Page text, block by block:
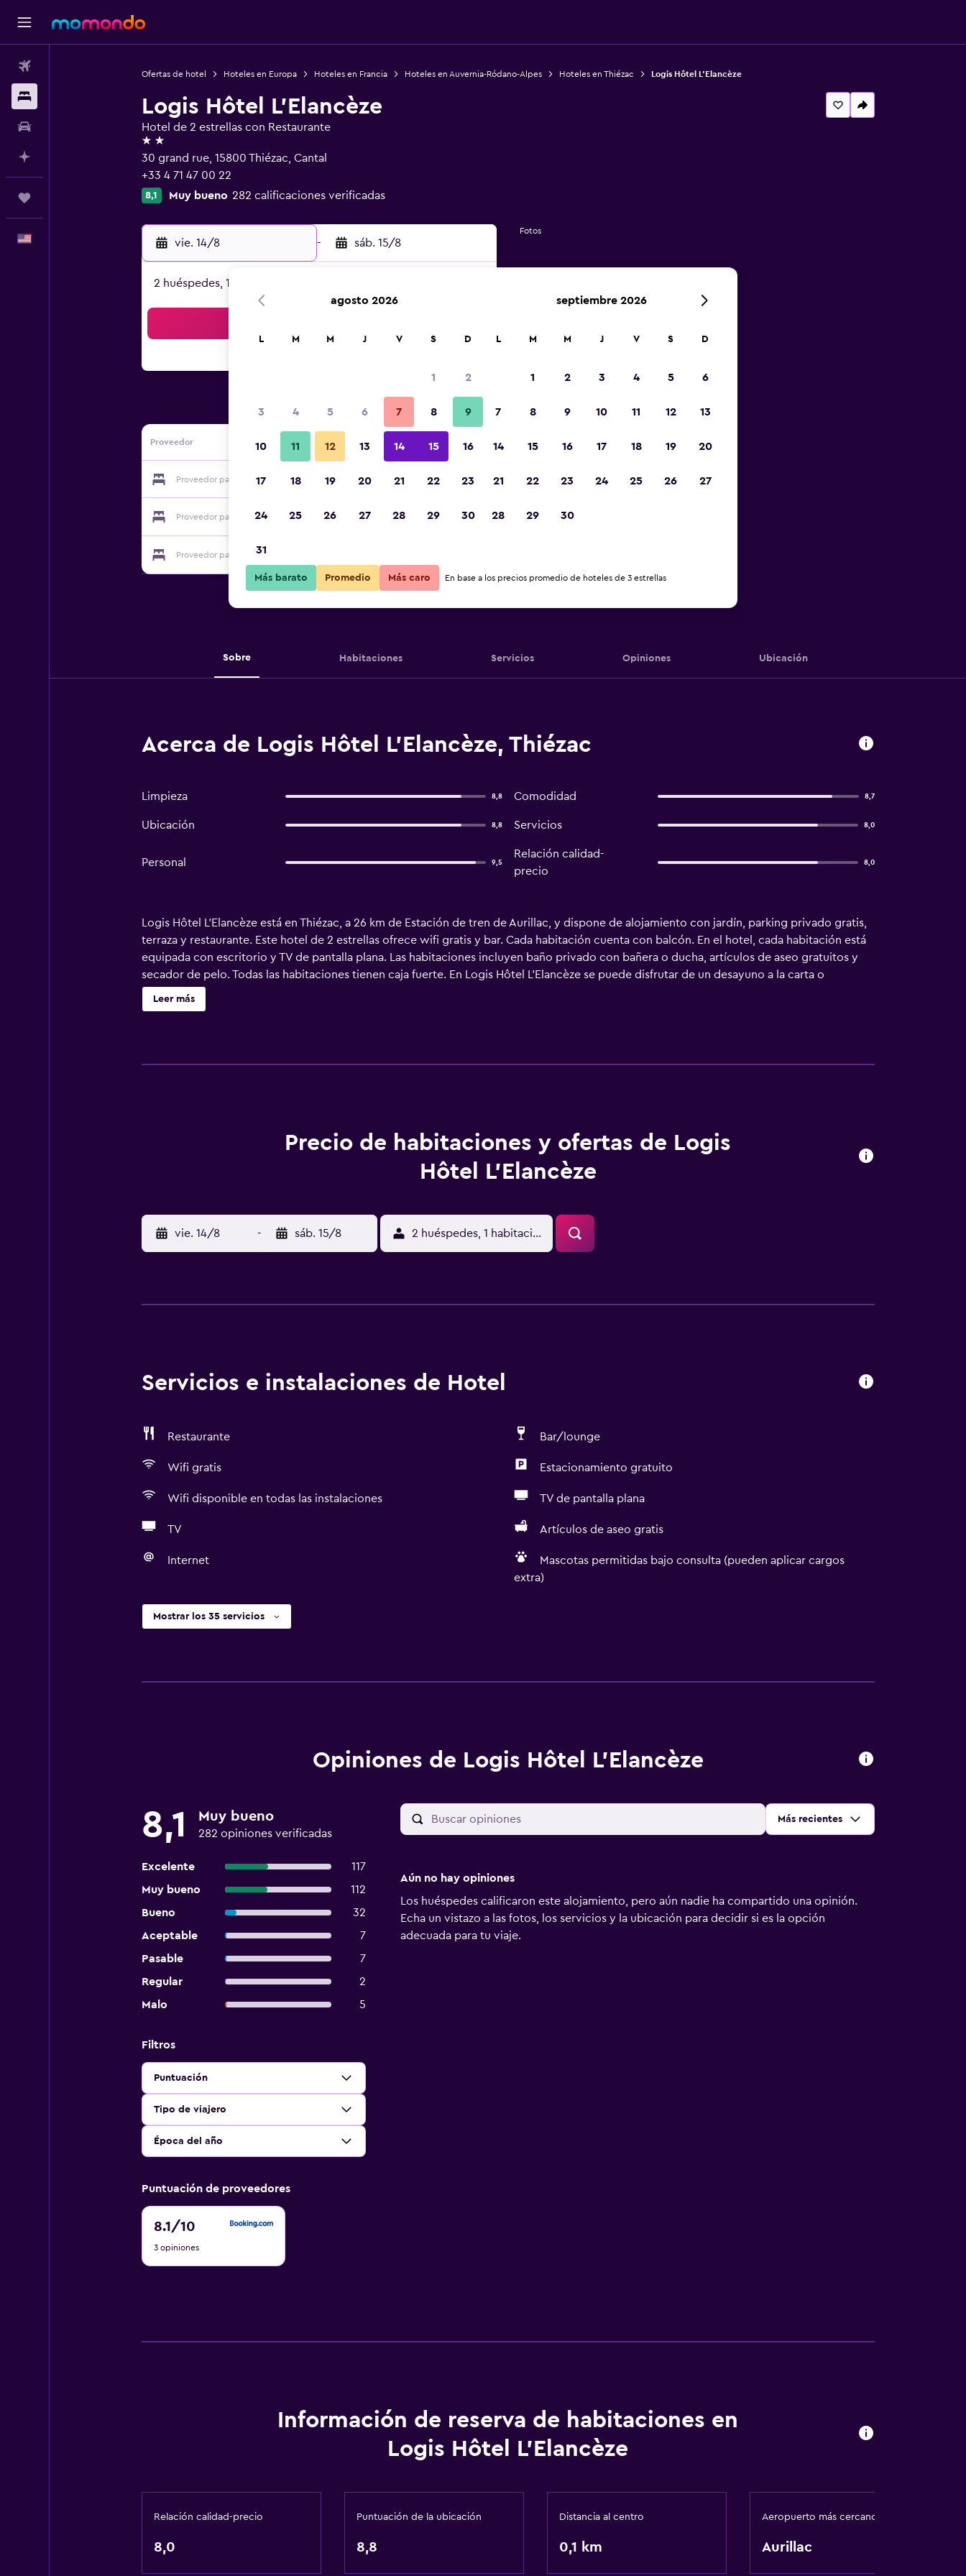
Ofertas de hotel Hoteles en Europa Hoteles en Francia Hoteles en Auvernia-Ródano-Alpes Hoteles en Thiézac Logis Hôtel L'Elancèze
Logis Hôtel L'Elancèze
Hotel de 2 estrellas con Restaurante
2 estrellas
30 grand rue, 15800 Thiézac, Cantal
+33 4 71 47 00 22
8,1 Muy bueno 282 calificaciones verificadas
vie. 14/8 - sáb. 15/8
2 huéspedes, 1 habitación
Proveedor
Proveedor para Logis Hôtel L'Elancèze Ver precios
Proveedor para Logis Hôtel L'Elancèze Ver precios
Proveedor para Logis Hôtel L'Elancèze
Fotos
Sobre Habitaciones Servicios Opiniones Ubicación
Acerca de Logis Hôtel L'Elancèze, Thiézac
Limpieza 8,8 Comodidad 8,7
Ubicación 8,8 Servicios 8,0
Personal 9,5
Relación calidad-
precio
8,0
Logis Hôtel L'Elancèze está en Thiézac, a 26 km de Estación de tren de Aurillac, y dispone de alojamiento con jardín, parking privado gratis,
terraza y restaurante. Este hotel de 2 estrellas ofrece wifi gratis y bar. Cada habitación cuenta con balcón. En el hotel, cada habitación está
equipada con escritorio y TV de pantalla plana. Las habitaciones incluyen baño privado con bañera o ducha, artículos de aseo gratuitos y
secador de pelo. Todas las habitaciones tienen caja fuerte. En Logis Hôtel L'Elancèze se puede disfrutar de un desayuno a la carta o
continental. Centro de Congresos de Aurillac está a 26 km del alojamiento, y Estadio Cantal Auvergne está a 27 km. El aeropuerto
(Aeropuerto de Aurillac – Tronquières) está a 27 km.
Leer más
Precio de habitaciones y ofertas de Logis
Hôtel L'Elancèze
vie. 14/8 - sáb. 15/8 2 huéspedes, 1 habitación
Servicios e instalaciones de Hotel
Restaurante Bar/lounge
Wifi gratis Estacionamiento gratuito
Wifi disponible en todas las instalaciones TV de pantalla plana
TV Artículos de aseo gratis
Internet
Mascotas permitidas bajo consulta (pueden aplicar cargos
extra)
Mostrar los 35 servicios
Opiniones de Logis Hôtel L'Elancèze
8,1 Muy bueno
282 opiniones verificadas
Excelente
117
Muy bueno
112
Bueno
32
Aceptable
7
Pasable
7
Regular
2
Malo
5
Ordenar por:
Más recientes
Filtros
Puntuación
Tipo de viajero
Época del año
Puntuación de proveedores
8.1 /10
8.1
10
3 opiniones
Aún no hay opiniones
Los huéspedes calificaron este alojamiento, pero aún nadie ha compartido una opinión.
Echa un vistazo a las fotos, los servicios y la ubicación para decidir si es la opción
adecuada para tu viaje.
Información de reserva de habitaciones en
Logis Hôtel L'Elancèze
Relación calidad-precio
8,0
Puntuación de la ubicación
8,8
Distancia al centro
0,1 km
Aeropuerto más cercano
Aurillac
agosto 2026
L M M J V S D
1 2
3 4 5 6 7 8 9
10 11 12 13 14 15 16
17 18 19 20 21 22 23
24 25 26 27 28 29 30
31
septiembre 2026
L M M J V S D
1 2 3 4 5 6
7 8 9 10 11 12 13
14 15 16 17 18 19 20
21 22 23 24 25 26 27
28 29 30
Más barato Promedio Más caro En base a los precios promedio de hoteles de 3 estrellas